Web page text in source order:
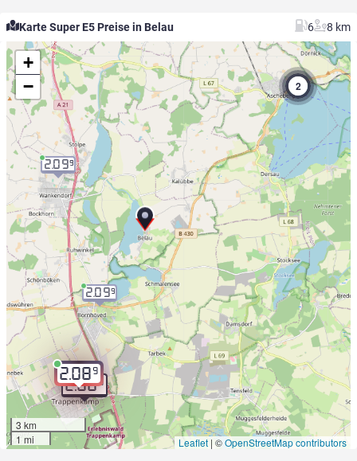
Karte Super E5 Preise in Belau 6 8 km
2.089
2.089
2
2.099
2.099
+
−
3 km
1 mi
Leaflet | ©OpenStreetMap contributors